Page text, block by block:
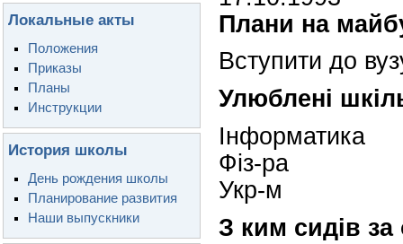
Локальные акты
Положения
Приказы
Планы
Инструкции
История школы
День рождения школы
Планирование развития
Наши выпускники
Плани на
Вступити до
Улюблені
Інформатика
Фіз-ра
Укр-м
З ким сидів